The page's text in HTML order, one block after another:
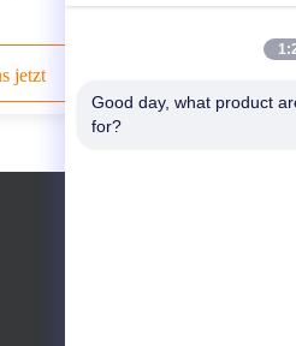
jetzt
Good day, what product
for?